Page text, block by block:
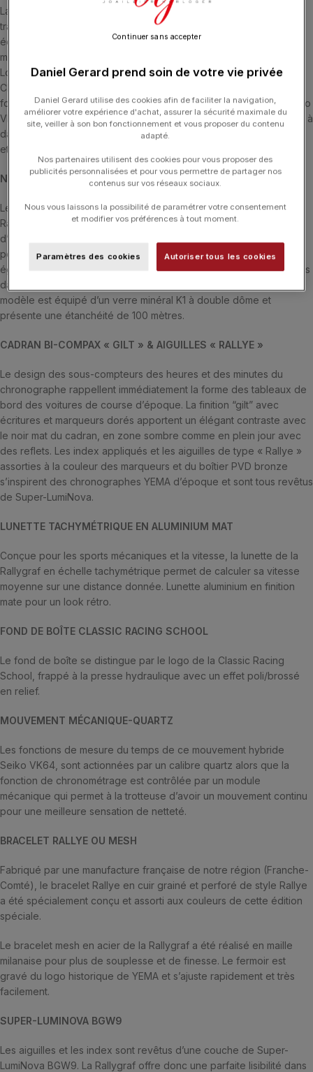
La Rallygraf Meca-Quartz Classic Racing School s’inscrit dans la
tradition des chronographes YEMA à double compteurs. Cette
édition spéciale aux couleurs noires et dorées en clin d’oeil aux
monoplaces de Formule 1 des années 1970 et 1980 de l’écurie
Lotus a été pensée et confectionnée avec notre partenaire de la
Classic Racing School. Les compteurs heures, minutes ainsi que la
fonction chronographe, sont actionnés par le calibre hybride Seiko
VK64. Indissociables de la collection Rallygraf, les deux drapeaux à
damier en signature sur le cadran, font référence aux Grands Prix
et au monde de la course automobile.
NOUVEAU BOITIER & POUSSOIRS « KICK DOWN »
Le boîtier en PVD bronze poli/brossé est issu des modèles
Rallygraf Méca-Quartz de 2ème génération avec 11 mm
d’épaisseur, 47 mm de corne à corne et un diamètre de 40 mm
pour une meilleure présence au poignet. Le chronographe est
également doté de poussoirs de formes rectangulaires et rentrants
dans le boitier et d’une couronne avec le logo YEMA en relief. Le
modèle est équipé d’un verre minéral K1 à double dôme et
présente une étanchéité de 100 mètres.
CADRAN BI-COMPAX « GILT » & AIGUILLES « RALLYE »
Le design des sous-compteurs des heures et des minutes du
chronographe rappellent immédiatement la forme des tableaux de
bord des voitures de course d’époque. La finition “gilt” avec
écritures et marqueurs dorés apportent un élégant contraste avec
le noir mat du cadran, en zone sombre comme en plein jour avec
des reflets. Les index appliqués et les aiguilles de type « Rallye »
assorties à la couleur des marqueurs et du boîtier PVD bronze
s’inspirent des chronographes YEMA d’époque et sont tous revêtus
de Super-LumiNova.
LUNETTE TACHYMÉTRIQUE EN ALUMINIUM MAT
Conçue pour les sports mécaniques et la vitesse, la lunette de la
Rallygraf en échelle tachymétrique permet de calculer sa vitesse
moyenne sur une distance donnée. Lunette aluminium en finition
mate pour un look rétro.
FOND DE BOÎTE CLASSIC RACING SCHOOL
Le fond de boîte se distingue par le logo de la Classic Racing
School, frappé à la presse hydraulique avec un effet poli/brossé
en relief.
MOUVEMENT MÉCANIQUE-QUARTZ
Les fonctions de mesure du temps de ce mouvement hybride
Seiko VK64, sont actionnées par un calibre quartz alors que la
fonction de chronométrage est contrôlée par un module
mécanique qui permet à la trotteuse d’avoir un mouvement continu
pour une meilleure sensation de netteté.
BRACELET RALLYE OU MESH
Fabriqué par une manufacture française de notre région (Franche-
Comté), le bracelet Rallye en cuir grainé et perforé de style Rallye
a été spécialement conçu et assorti aux couleurs de cette édition
spéciale.
Le bracelet mesh en acier de la Rallygraf a été réalisé en maille
milanaise pour plus de souplesse et de finesse. Le fermoir est
gravé du logo historique de YEMA et s’ajuste rapidement et très
facilement.
SUPER-LUMINOVA BGW9
Les aiguilles et les index sont revêtus d’une couche de Super-
LumiNova BGW9. La Rallygraf offre donc une parfaite lisibilité dans
Daniel Gerard prend soin de votre vie privée
Daniel Gerard utilise des cookies afin de faciliter la navigation,
améliorer votre expérience d'achat, assurer la sécurité maximale du
site, veiller à son bon fonctionnement et vous proposer du contenu
adapté.
Nos partenaires utilisent des cookies pour vous proposer des
publicités personnalisées et pour vous permettre de partager nos
contenus sur vos réseaux sociaux.
Nous vous laissons la possibilité de paramétrer votre consentement
et modifier vos préférences à tout moment.
Paramètres des cookies Autoriser tous les cookies
Continuer sans accepter